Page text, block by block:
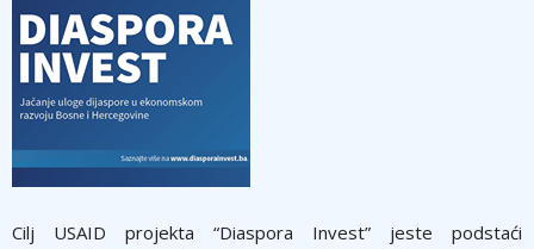
Cilj USAID projekta “Diaspora Invest” jeste podstaći